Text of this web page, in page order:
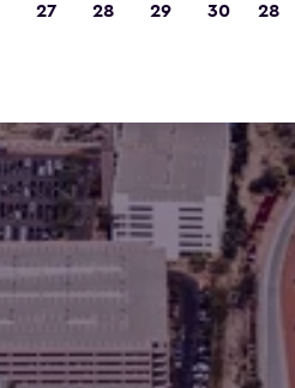
27 28 29 30 28